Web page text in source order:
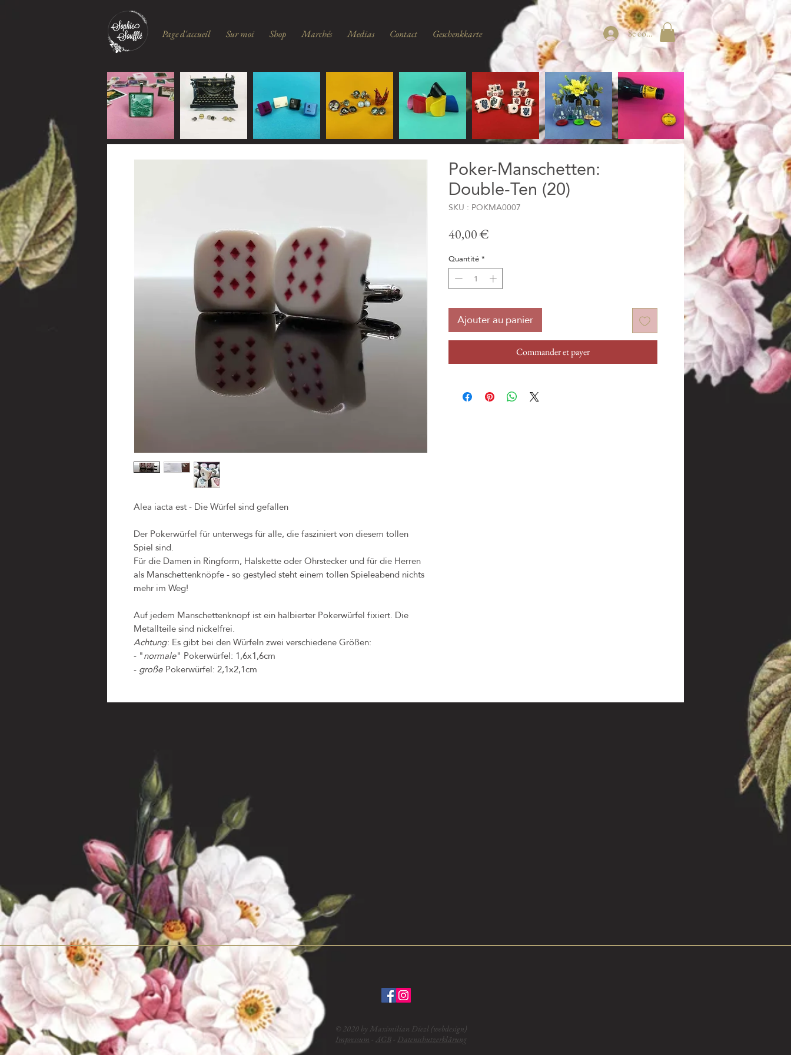
Page d'accueil Sur moi Shop Marchés Medias Contact Geschenkkarte Se connecter
Alea iacta est - Die Würfel sind gefallen
Der Pokerwürfel für unterwegs für alle, die fasziniert von diesem tollen
Spiel sind.
Für die Damen in Ringform, Halskette oder Ohrstecker und für die Herren
als Manschettenknöpfe - so gestyled steht einem tollen Spieleabend nichts
mehr im Weg!
Auf jedem Manschettenknopf ist ein halbierter Pokerwürfel fixiert. Die
Metallteile sind nickelfrei.
Achtung: Es gibt bei den Würfeln zwei verschiedene Größen:
- "normale" Pokerwürfel: 1,6x1,6cm
-große Pokerwürfel: 2,1x2,1cm
Poker-Manschetten:
Double-Ten (20)
SKU : POKMA0007
40,00 €
Quantité*
Ajouter au panier
Commander et payer
© 2020 by Maximilian Diezl (webdesign)
Impressum
AGB Datenschutzerklärung